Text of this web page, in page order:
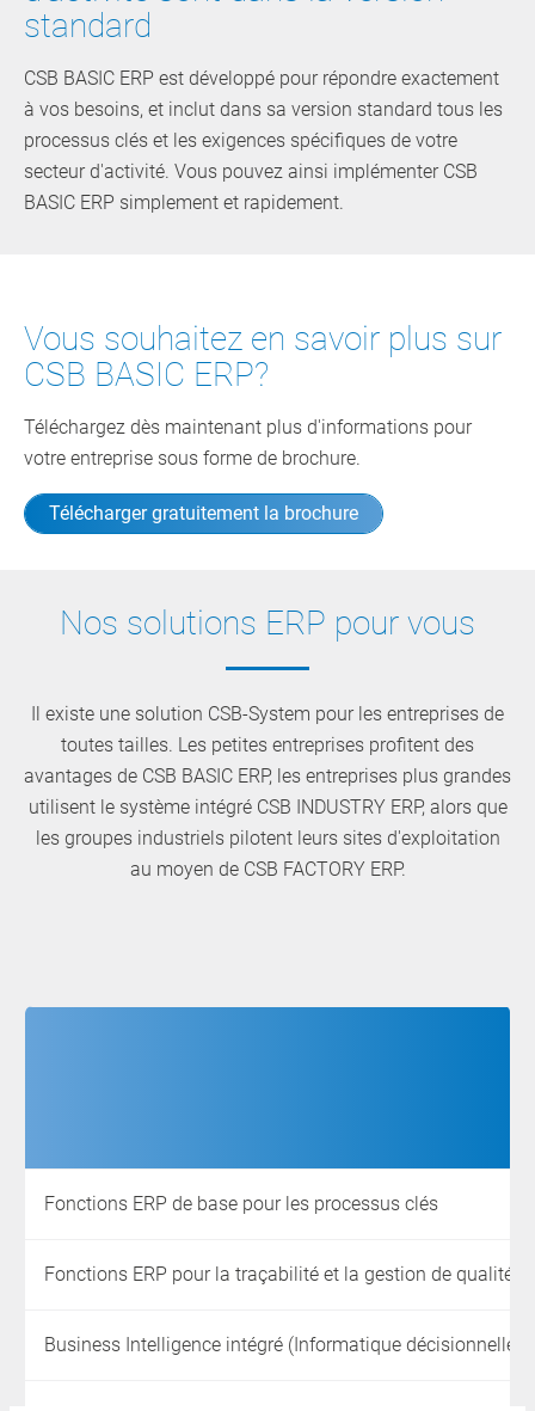
standard
CSB BASIC ERP est développé pour répondre exactement
à vos besoins, et inclut dans sa version standard tous les
processus clés et les exigences spécifiques de votre
secteur d'activité. Vous pouvez ainsi implémenter CSB
BASIC ERP simplement et rapidement.­
Vous souhaitez en savoir plus sur
CSB BASIC ERP?
Téléchargez dès maintenant plus d'informations pour
votre entreprise sous forme de brochure.
Télécharger gratuitement la brochure
Nos solutions ERP pour vous
Il existe une solution CSB-System pour les entreprises de
toutes tailles. Les petites entreprises profitent des
avantages de CSB BASIC ERP, les entreprises plus grandes
utilisent le système intégré CSB INDUSTRY ERP, alors que
les groupes industriels pilotent leurs sites d'exploitation
au moyen de CSB FACTORY ERP.
Fonctions ERP de base pour les processus clés
Fonctions ERP pour la traçabilité et la gestion de qualité
Business Intelligence intégré (Informatique décisionnelle)